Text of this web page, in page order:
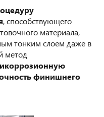
, способствующего
материала,
тонким слоем даже в
метод
финишнего